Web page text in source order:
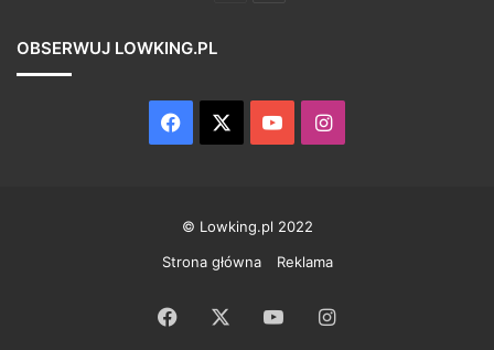
OBSERWUJ LOWKING.PL
Facebook YouTubeInstagram
© Lowking.pl 2022
Strona główna
Reklama
Facebook YouTubeInstagram